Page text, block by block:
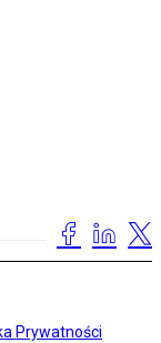
Prywatności